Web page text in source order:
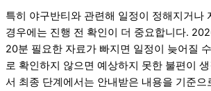
특히 야구반티와 관련해 일정이 정해지거나
경우에는 진행 전 확인이 더 중요합니다.
20분 필요한 자료가 빠지면 일정이 늦어질
로 확인하지 않으면 예상하지 못한 불편이
서 최종 단계에서는 안내받은 내용을 기준으